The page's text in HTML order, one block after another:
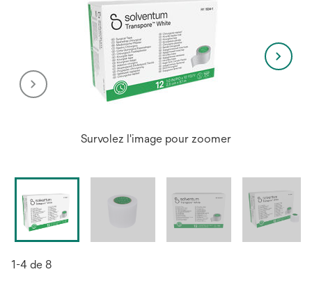
Survolez l'image pour zoomer
1-4 de 8